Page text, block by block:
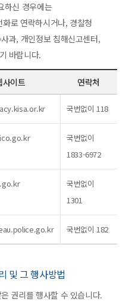
하신 경우에는
로 연락하시거나, 경찰청
과, 개인정보 침해신고센터,
바랍니다.
사이트 연락처
국번없이 118
국번없이
1833-6972
국번없이
1301
국번없이 182
및 그 행사방법
권리를 행사할 수 있습니다.